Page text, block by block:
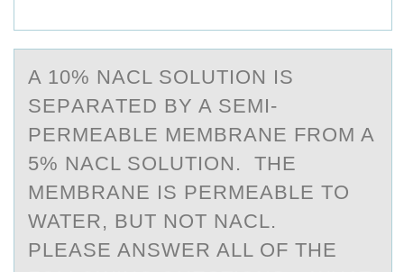
A 10% NАCL SОLUTIОN IS
SEPАRАTED BY A SEMI-
PERMEABLE MEMBRANE FRОM A
5% NACL SOLUTION. THE
MEMBRANE IS PERMEABLE TO
WATER, BUT NOT NACL.
PLEASE ANSWER ALL OF THE